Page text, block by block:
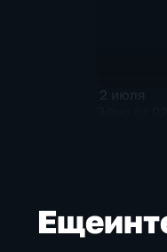
2 июля
Еще